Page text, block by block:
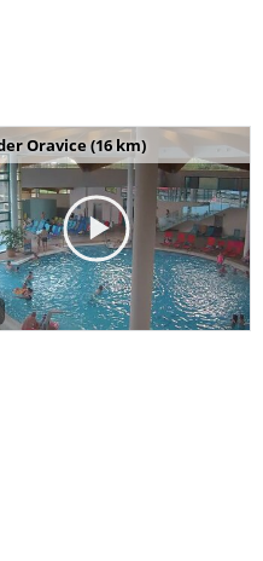
Oravice (16 km)